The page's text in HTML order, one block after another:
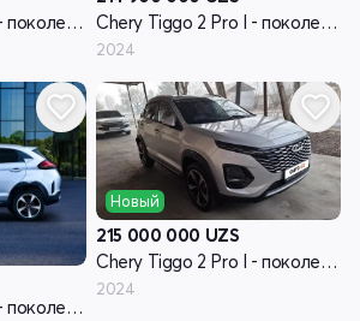
Chery Tiggo 2 Pro I - поколение
Chery Tiggo 2 Pro I - поколение
2024
Chery Tiggo 2 Pro I - поколение
Новый
215 000 000 UZS
Chery Tiggo 2 Pro I - поколение
2024